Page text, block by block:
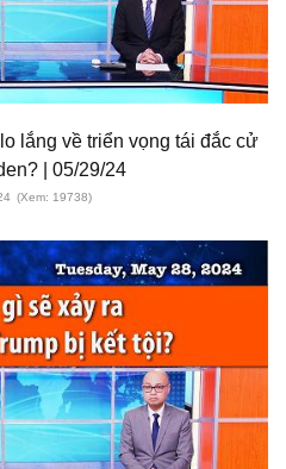
lắng về triển vọng tái đắc cử
| 05/29/24
(Xem: 19738)